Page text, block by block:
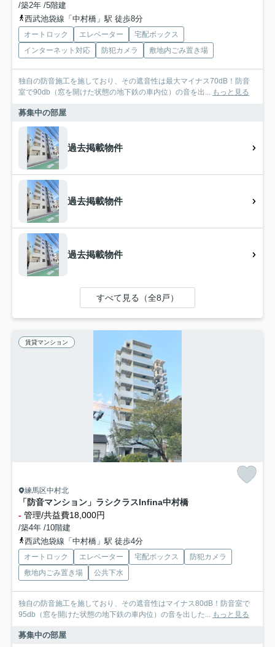
/築2年 /5階建
西武池袋線「中村橋」駅 徒歩8分
オートロック エレベーター
宅配ボックス
インターネット対応
防犯カメラ 敷地内ごみ置き場
独自の防音施工を施しており、その遮音性は最大マイナス70dB！防音
室で90db（窓を開けた状態の地下鉄の車内位）の音を出... もっと見る
募集中の部屋
過去掲載物件
過去掲載物件
過去掲載物件
すべて見る（全8戸）
賃貸マンション
練馬区中村北
「防音マンション」ラシクラスInfina中村橋
- 管理/共益費18,000円
/築4年 /10階建
西武池袋線「中村橋」駅 徒歩4分
オートロック エレベーター 宅配ボックス
防犯カメラ
敷地内ごみ置き場
公共下水
独自の防音施工を施しており、その遮音性はマイナス80dB！防音室で
95db（窓を開けた状態の地下鉄の車内位）の音を出した... もっと見る
募集中の部屋